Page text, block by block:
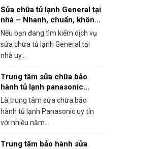
Sửa chữa tủ lạnh General tại
nhà – Nhanh, chuẩn, không
chặt chém!
Nếu bạn đang tìm kiếm dịch vụ
sửa chữa tủ lạnh General tại
nhà uy...
Trung tâm sửa chữa bảo
hành tủ lạnh panasonic
khắc phục mọi sự cố trong 1
lần gọi
Là trung tâm sửa chữa bảo
hành tủ lạnh Panasonic uy tín
với nhiều năm...
Trung tâm bảo hành sửa